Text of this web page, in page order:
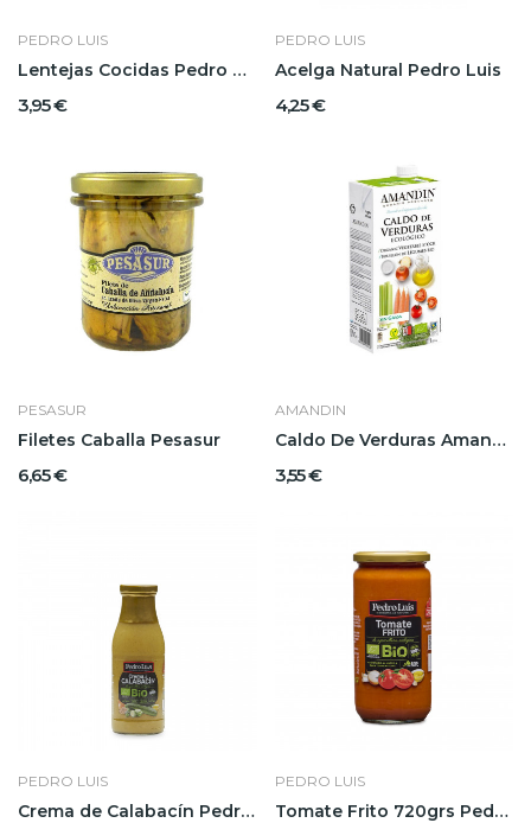
PEDRO LUIS
Lentejas Cocidas Pedro Luis
3,95 €
PEDRO LUIS
Acelga Natural Pedro Luis
4,25 €
PESASUR
Filetes Caballa Pesasur
6,65 €
AMANDIN
Caldo De Verduras Amandin
3,55 €
PEDRO LUIS
Crema de Calabacín Pedro Luis
PEDRO LUIS
Tomate Frito 720grs Pedro Luis